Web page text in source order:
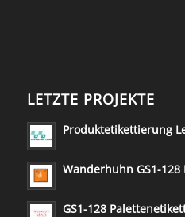
LETZTE PROJEKTE
Produktetikettierung
Wanderhuhn GS1-
GS1-128